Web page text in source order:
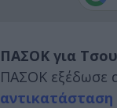
ΠΑΣΟΚ για
ΠΑΣΟΚ εξέδωσε
αντικατάσταση